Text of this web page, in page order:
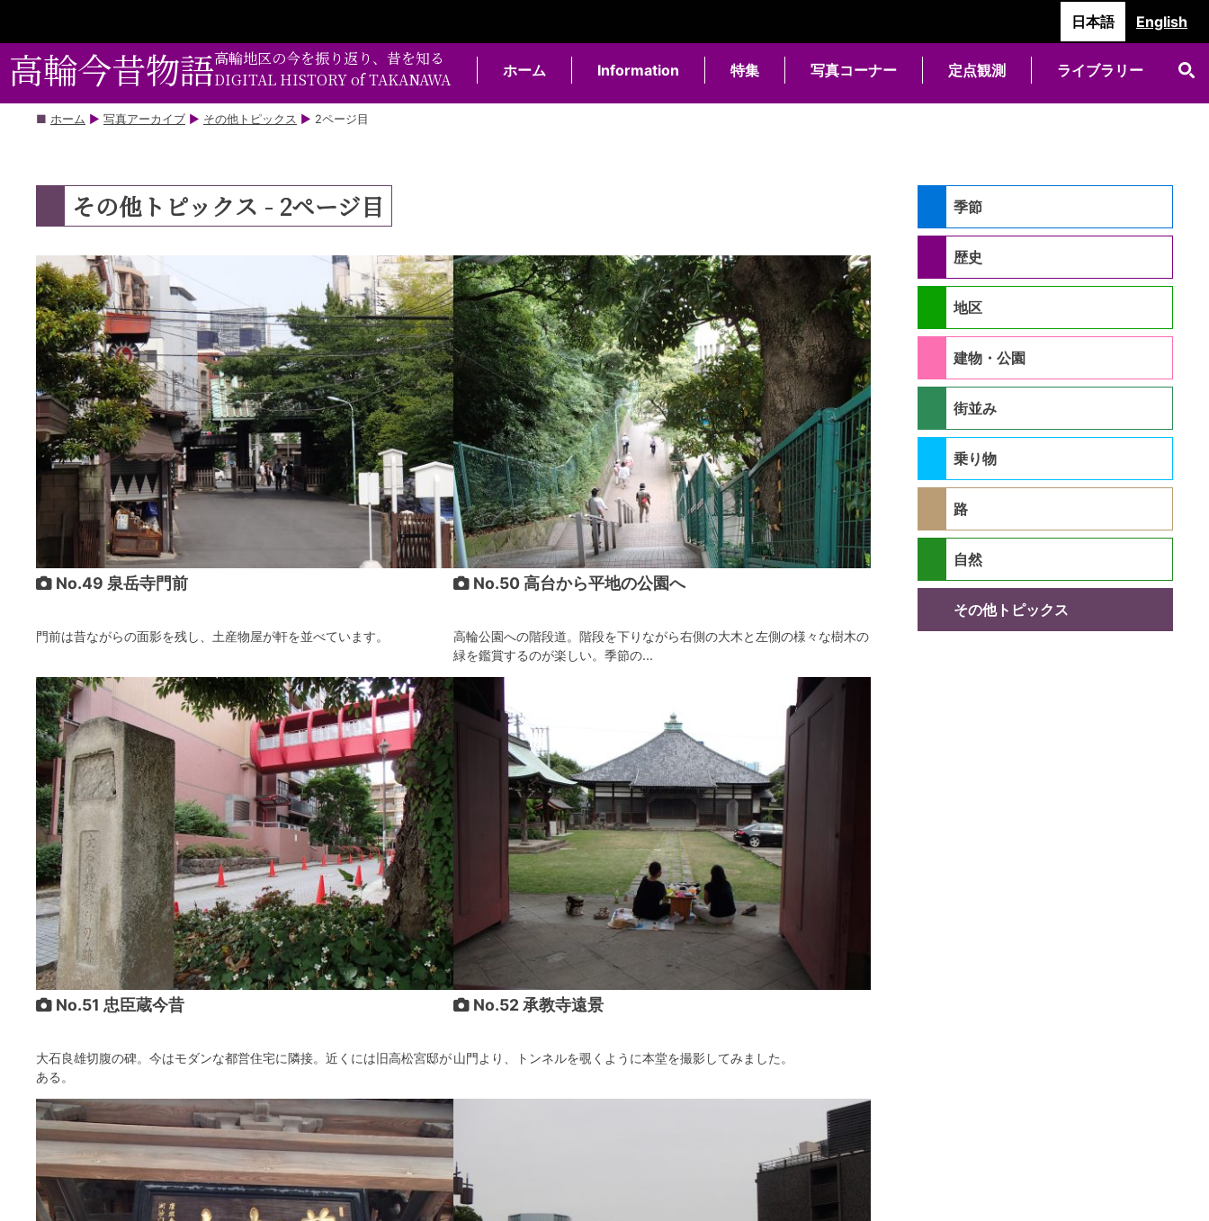
ン
日本語 English
ホーム Information 特集 写真コーナー 定点観測 ライブラリー
高輪今昔物語高輪地区の今を振り返り、昔を知る
DIGITAL HISTORY of TAKANAWA
ホーム ▶ 写真アーカイブ ▶ その他トピックス ▶ 2ページ目
その他トピックス - 2ページ目
No.49 泉岳寺門前
門前は昔ながらの面影を残し、土産物屋が軒を並べています。
No.50 高台から平地の公園へ
高輪公園への階段道。階段を下りながら右側の大木と左側の様々な樹木の
緑を鑑賞するのが楽しい。季節の...
No.51 忠臣蔵今昔
大石良雄切腹の碑。今はモダンな都営住宅に隣接。近くには旧高松宮邸が
ある。
No.52 承教寺遠景
山門より、トンネルを覗くように本堂を撮影してみました。
季節
歴史
地区
建物・公園
街並み
乗り物
路
自然
その他トピックス